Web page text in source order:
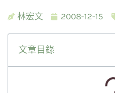
林宏文 2008-12-15
文章目錄